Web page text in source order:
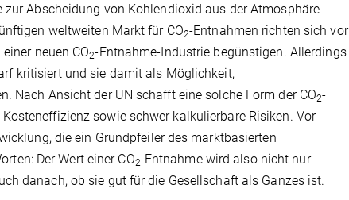
zur Abscheidung von Kohlendioxid aus der Atmosphäre
weltweiten Markt für CO2-Entnahmen richten sich vor
neuen CO2-Entnahme-Industrie begünstigen. Allerdings
kritisiert und sie damit als Möglichkeit,
Nach Ansicht der UN schafft eine solche Form der CO2-
sowie schwer kalkulierbare Risiken. Vor
die ein Grundpfeiler des marktbasierten
Der Wert einer CO2-Entnahme wird also nicht nur
danach, ob sie gut für die Gesellschaft als Ganzes ist.